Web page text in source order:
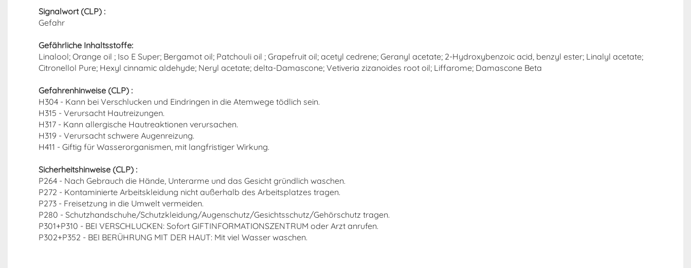
Signalwort (CLP) :
Gefahr
Gefährliche Inhaltsstoffe:
Linalool; Orange oil ; Iso E Super; Bergamot oil; Patchouli oil ; Grapefruit oil; acetyl cedrene; Geranyl acetate; 2-Hydroxybenzoic acid, benzyl ester; Linalyl acetate;
Citronellol Pure; Hexyl cinnamic aldehyde; Neryl acetate; delta-Damascone; Vetiveria zizanoides root oil; Liffarome; Damascone Beta
Gefahrenhinweise (CLP) :
H304 - Kann bei Verschlucken und Eindringen in die Atemwege tödlich sein.
H315 - Verursacht Hautreizungen.
H317 - Kann allergische Hautreaktionen verursachen.
H319 - Verursacht schwere Augenreizung.
H411 - Giftig für Wasserorganismen, mit langfristiger Wirkung.
Sicherheitshinweise (CLP) :
P264 - Nach Gebrauch die Hände, Unterarme und das Gesicht gründlich waschen.
P272 - Kontaminierte Arbeitskleidung nicht außerhalb des Arbeitsplatzes tragen.
P273 - Freisetzung in die Umwelt vermeiden.
P280 - Schutzhandschuhe/Schutzkleidung/Augenschutz/Gesichtsschutz/Gehörschutz tragen.
P301+P310 - BEI VERSCHLUCKEN: Sofort GIFTINFORMATIONSZENTRUM oder Arzt anrufen.
P302+P352 - BEI BERÜHRUNG MIT DER HAUT: Mit viel Wasser waschen.